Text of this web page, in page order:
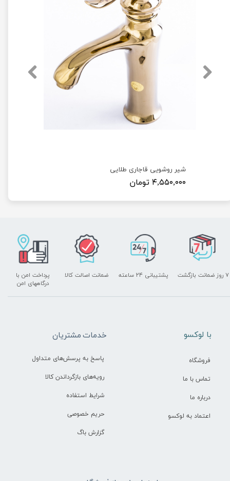
شیر روشویی قاجاری طلایی
۴,۵۵۰,۰۰۰ تومان
پشتیبانی ۲۴ ساعته
پرداخت امن با
درگاههای امن
۷ روز ضمانت بازگشت ضمانت اصالت کالا
خدمات مشتریان
پاسخ به پرسش‌های متداول
رویه‌های بازگرداندن کالا
شرایط استفاده
حریم خصوصی
گزارش باگ
​با لوکسو
فروشگاه
تماس با ما
درباره ما
اعتماد به لوکسو